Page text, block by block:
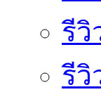
รีวิ
รีวิ